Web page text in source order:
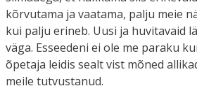
kõrvutama ja vaatama, palju meie
kui palju erineb. Uusi ja huvitavaid
väga. Esseedeni ei ole me paraku
õpetaja leidis sealt vist mõned
meile tutvustanud.